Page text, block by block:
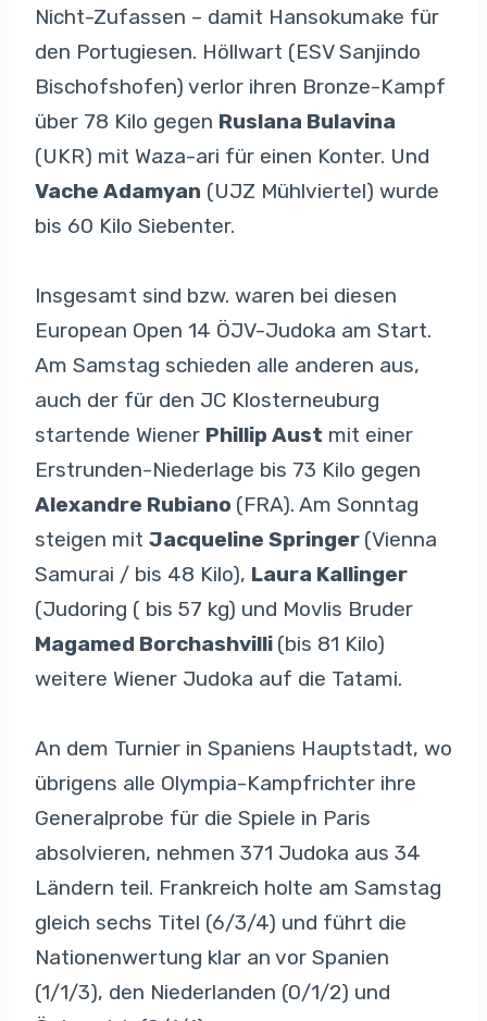
Nicht-Zufassen – damit Hansokumake für
den Portugiesen. Höllwart (ESV Sanjindo
Bischofshofen) verlor ihren Bronze-Kampf
über 78 Kilo gegen Ruslana Bulavina
(UKR) mit Waza-ari für einen Konter. Und
Vache Adamyan (UJZ Mühlviertel) wurde
bis 60 Kilo Siebenter.
Insgesamt sind bzw. waren bei diesen
European Open 14 ÖJV-Judoka am Start.
Am Samstag schieden alle anderen aus,
auch der für den JC Klosterneuburg
startende Wiener Phillip Aust mit einer
Erstrunden-Niederlage bis 73 Kilo gegen
Alexandre Rubiano (FRA). Am Sonntag
steigen mit Jacqueline Springer (Vienna
Samurai / bis 48 Kilo), Laura Kallinger
(Judoring ( bis 57 kg) und Movlis Bruder
Magamed Borchashvilli (bis 81 Kilo)
weitere Wiener Judoka auf die Tatami.
An dem Turnier in Spaniens Hauptstadt, wo
übrigens alle Olympia-Kampfrichter ihre
Generalprobe für die Spiele in Paris
absolvieren, nehmen 371 Judoka aus 34
Ländern teil. Frankreich holte am Samstag
gleich sechs Titel (6/3/4) und führt die
Nationenwertung klar an vor Spanien
(1/1/3), den Niederlanden (0/1/2) und